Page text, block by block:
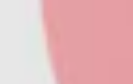
och lanserat på Snuset.se